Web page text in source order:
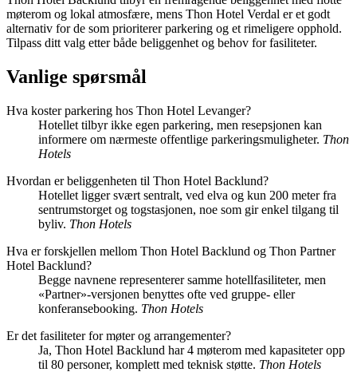
møterom og lokal atmosfære, mens Thon Hotel Verdal er et godt
alternativ for de som prioriterer parkering og et rimeligere opphold.
Tilpass ditt valg etter både beliggenhet og behov for fasiliteter.
Vanlige spørsmål
Hva koster parkering hos Thon Hotel Levanger?
Hotellet tilbyr ikke egen parkering, men resepsjonen kan
informere om nærmeste offentlige parkeringsmuligheter. Thon
Hotels
Hvordan er beliggenheten til Thon Hotel Backlund?
Hotellet ligger svært sentralt, ved elva og kun 200 meter fra
sentrumstorget og togstasjonen, noe som gir enkel tilgang til
byliv. Thon Hotels
Hva er forskjellen mellom Thon Hotel Backlund og Thon Partner
Hotel Backlund?
Begge navnene representerer samme hotellfasiliteter, men
«Partner»-versjonen benyttes ofte ved gruppe- eller
konferansebooking. Thon Hotels
Er det fasiliteter for møter og arrangementer?
Ja, Thon Hotel Backlund har 4 møterom med kapasiteter opp
til 80 personer, komplett med teknisk støtte. Thon Hotels